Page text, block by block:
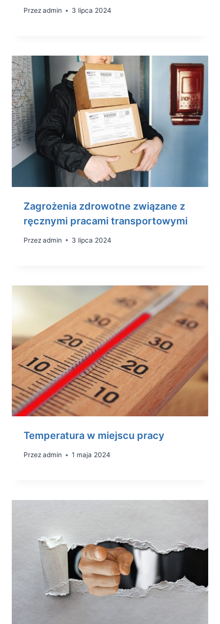
Przezadmin 3 lipca 2024
Zagrożenia zdrowotne związane z
ręcznymi pracami transportowymi
Przezadmin 3 lipca 2024
Temperatura w miejscu pracy
Przezadmin 1 maja 2024